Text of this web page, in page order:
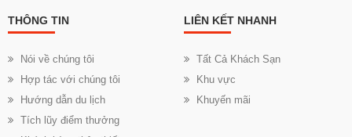
THÔNG TIN
Nói về chúng tôi
Hợp tác với chúng tôi
Hướng dẫn du lịch
Tích lũy điểm thưởng
LIÊN KẾT NHANH
Tất Cả Khách Sạn
Khu vực
Khuyến mãi